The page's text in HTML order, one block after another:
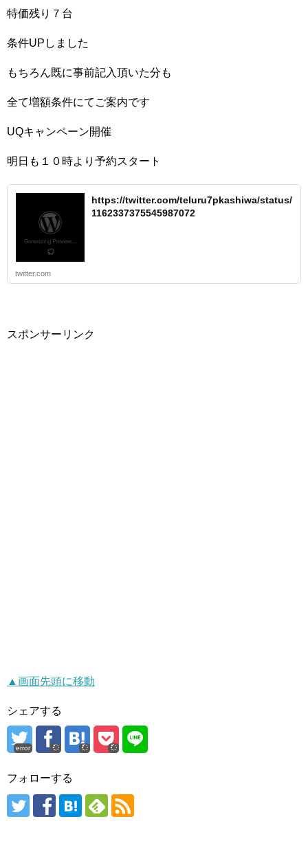
特価残り７台
条件UPしました
もちろん既に事前記入頂いた分も
全て増額条件にてご案内です
UQキャンペーン開催
明日も１０時より予約スタート
https://twitter.com/teluru7pkashiwa/status/
1162337375545987072
twitter.com
スポンサーリンク
▲画面先頭に移動
シェアする
error
フォローする